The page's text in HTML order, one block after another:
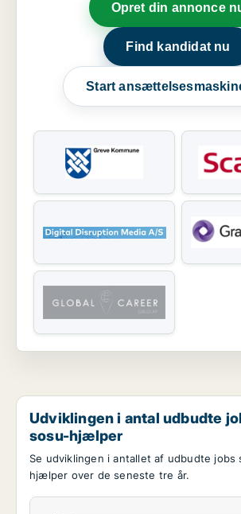
Opret din annonce
Find kandidat nu
Start
Udviklingen i antal udbudte
sosu-hjælper
Se udviklingen i antallet af udbudte jobs
hjælper over de seneste tre år.